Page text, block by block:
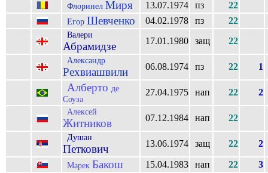
Флоринел Миря 13.07.1974 пз 22
Егор Шевченко 04.02.1978 пз 22
Валери
Абрамидзе 17.01.1980 защ 22
Александр
Рехвиашвили 06.08.1974 пз 22 1
Алберто де
Соуза
27.04.1975 нап 22 2
Алексей
Житников 07.12.1984 нап 22
Душан
Петкович 13.06.1974 защ 22 2
Марек Бакош 15.04.1983 нап 22 3